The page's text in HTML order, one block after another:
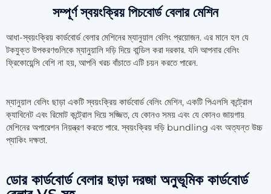
সম্পূর্ণ স্বয়ংক্রিয় পিচবোর্ড বেলার মেশিন
আধা-স্বয়ংক্রিয় কার্ডবোর্ড বেলার মেশিনের ম্যানুয়াল বেলিং প্রয়োজন. এর মানে হল যে
টকযুক্ত উপকরণগুলিকে ম্যানুয়ালি দড়ি দিয়ে বান্ডিল করা দরকার. যদি আপনার বেলিং
ফ্রিকোয়েন্সি বেশি না হয়, আপনি খরচ বাঁচাতে এটি চয়ন করতে পারেন.
ম্যানুয়াল বেলিং ছাড়া একটি স্বয়ংক্রিয় কার্ডবোর্ড বেলিং মেশিন, একটি পিএলসি কন্ট্রোল
ক্যাবিনেট এবং রিমোট কন্ট্রোল দিয়ে সজ্জিত, যে কোনও সময় এবং যে কোনও জায়গায়
মেশিনের অপারেশন নিয়ন্ত্রণ করতে পারে. স্বয়ংক্রিয় দড়ি bundling এবং অত্যন্ত উচ্চ
প্যাকিং দক্ষতা.
ডোর কার্ডবোর্ড বেলার ছাড়া দরজা অনুভূমিক কার্ডবোর্ড